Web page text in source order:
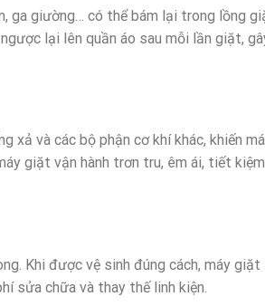
ga giường… có thể bám lại trong lồng
lại lên quần áo sau mỗi lần giặt,
xả và các bộ phận cơ khí khác, khiến
giặt vận hành trơn tru, êm ái, tiết kiệm
Khi được vệ sinh đúng cách, máy giặt
sửa chữa và thay thế linh kiện.